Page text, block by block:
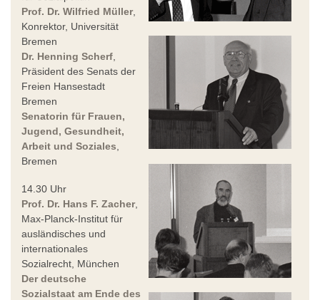
Prof. Dr. Wilfried Müller,
Konrektor, Universität
Bremen
Dr. Henning Scherf
Präsident des Senats der
Freien Hansestadt
Bremen
Senatorin für Frauen,
Jugend, Gesundheit,
Arbeit und Soziales
Bremen
14.30 Uhr
Prof. Dr. Hans F. Zacher,
Max-Planck-Institut für
ausländisches und
internationales
Sozialrecht, München
Der deutsche
Sozialstaat am Ende des